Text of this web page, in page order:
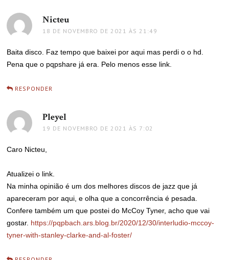
Nicteu
18 DE NOVEMBRO DE 2021 ÀS 21:49
Baita disco. Faz tempo que baixei por aqui mas perdi o o hd.
Pena que o pqpshare já era. Pelo menos esse link.
RESPONDER
Pleyel
19 DE NOVEMBRO DE 2021 ÀS 7:02
Caro Nicteu,
Atualizei o link.
Na minha opinião é um dos melhores discos de jazz que já
apareceram por aqui, e olha que a concorrência é pesada.
Confere também um que postei do McCoy Tyner, acho que vai
gostar. https://pqpbach.ars.blog.br/2020/12/30/interludio-mccoy-
tyner-with-stanley-clarke-and-al-foster/